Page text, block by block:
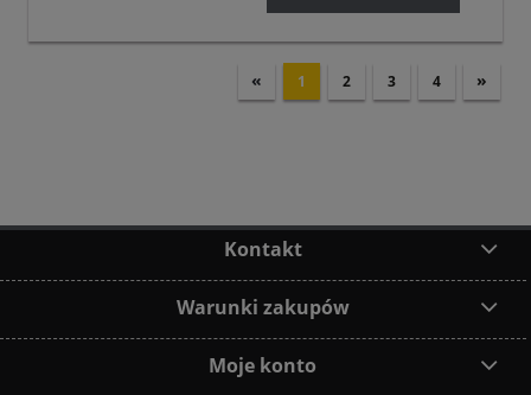
« 1 2 3 4 »
Kontakt
Warunki zakupów
Moje konto